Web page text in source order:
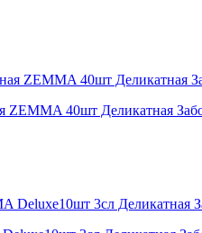
ZEMMA 40шт Деликатная